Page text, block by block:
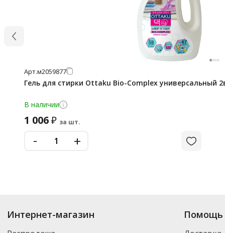
Арт.м2059877
Гель для стирки Ottaku Bio-Complex универсальный
В наличии
1 006₽ за шт.
- +
Интернет-магазин Помощь